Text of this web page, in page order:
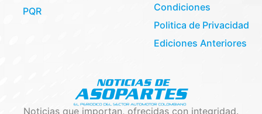
PQR
Condiciones
Politica de Privacidad
Ediciones Anteriores
Noticias que importan, ofrecidas con integridad.